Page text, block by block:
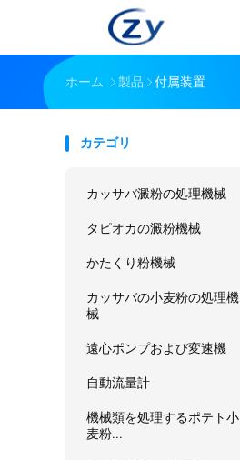
ホーム 製品 付属装置
カテゴリ
カッサバ澱粉の処理機械
タピオカの澱粉機械
かたくり粉機械
カッサバの小麦粉の処理機
械
遠心ポンプおよび変速機
自動流量計
機械類を処理するポテト小
麦粉...